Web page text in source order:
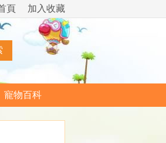
加入收藏
頁
寵物百科